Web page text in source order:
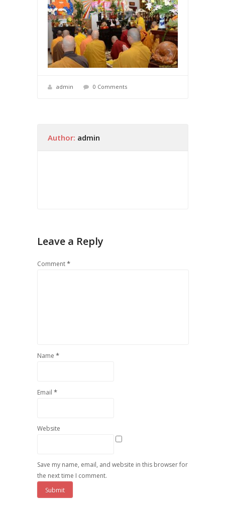
admin 0 Comments
Author: admin
Leave a Reply
Comment*
Name *
Email *
Website
Save my name, email, and website in this browser for
the next time I comment.